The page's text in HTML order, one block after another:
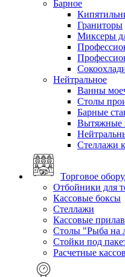
Барное
Граниторы
Миксеры
Нейтральное
Ванны
Столы
Барные
Вытяжные
Стеллажи
Торговое
Отбойники для
Кассовые боксы
Стеллажи
Кассовые
Столы "Рыба на
Стойки под
Расчетные